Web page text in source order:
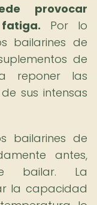
provocar
Por lo
bailarines de
de
reponer las
sus intensas
bailarines de
antes,
bailar. La
la capacidad